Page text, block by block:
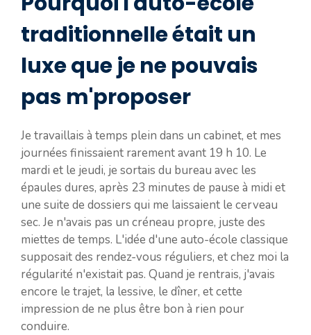
traditionnelle était un
luxe que je ne pouvais
pas m'proposer
Je travaillais à temps plein dans un cabinet, et mes
journées finissaient rarement avant 19 h 10. Le
mardi et le jeudi, je sortais du bureau avec les
épaules dures, après 23 minutes de pause à midi et
une suite de dossiers qui me laissaient le cerveau
sec. Je n'avais pas un créneau propre, juste des
miettes de temps. L'idée d'une auto-école classique
supposait des rendez-vous réguliers, et chez moi la
régularité n'existait pas. Quand je rentrais, j'avais
encore le trajet, la lessive, le dîner, et cette
impression de ne plus être bon à rien pour
conduire.